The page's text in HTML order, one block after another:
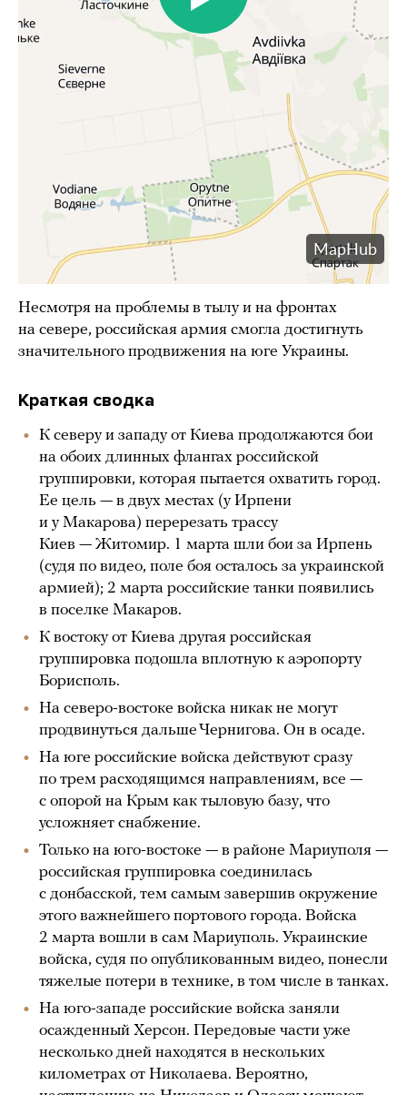
Несмотря на проблемы в тылу и на фронтах
на севере, российская армия смогла достигнуть
значительного продвижения на юге Украины.
Краткая сводка
К северу и западу от Киева продолжаются бои
на обоих длинных флангах российской
группировки, которая пытается охватить город.
Ее цель — в двух местах (у Ирпени
и у Макарова) перерезать трассу
Киев — Житомир. 1 марта шли бои за Ирпень
(судя по видео, поле боя осталось за украинской
армией); 2 марта российские танки появились
в поселке Макаров.
К востоку от Киева другая российская
группировка подошла вплотную к аэропорту
Борисполь.
На северо-востоке войска никак не могут
продвинуться дальше Чернигова. Он в осаде.
На юге российские войска действуют сразу
по трем расходящимся направлениям, все —
с опорой на Крым как тыловую базу, что
усложняет снабжение.
Только на юго-востоке — в районе Мариуполя —
российская группировка соединилась
с донбасской, тем самым завершив окружение
этого важнейшего портового города. Войска
2 марта вошли в сам Мариуполь. Украинские
войска, судя по опубликованным видео, понесли
тяжелые потери в технике, в том числе в танках.
На юго-западе российские войска заняли
осажденный Херсон. Передовые части уже
несколько дней находятся в нескольких
километрах от Николаева. Вероятно,